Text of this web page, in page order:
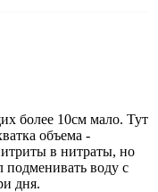
более 10см мало. Тут
объема -
в нитраты, но
подменивать воду с
дня.